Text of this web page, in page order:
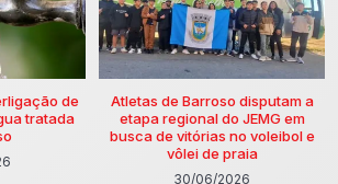
de
tratada
Atletas de Barroso disputam a
etapa regional do JEMG em
busca de vitórias no voleibol e
vôlei de praia
30/06/2026